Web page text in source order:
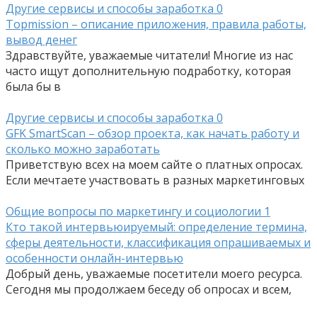
Другие сервисы и способы заработка 0
Topmission – описание приложения, правила работы,
вывод денег
Здравствуйте, уважаемые читатели! Многие из нас
часто ищут дополнительную подработку, которая
была бы в
Другие сервисы и способы заработка 0
GFK SmartScan – обзор проекта, как начать работу и
сколько можно заработать
Приветствую всех на моем сайте о платных опросах.
Если мечтаете участвовать в разных маркетинговых
Общие вопросы по маркетингу и социологии 1
Кто такой интервьюируемый: определение термина,
сферы деятельности, классификация опрашиваемых и
особенности онлайн-интервью
Добрый день, уважаемые посетители моего ресурса.
Сегодня мы продолжаем беседу об опросах и всем,